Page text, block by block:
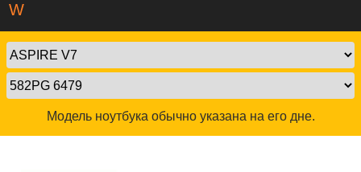
W
Модель ноутбука обычно указана на его дне.